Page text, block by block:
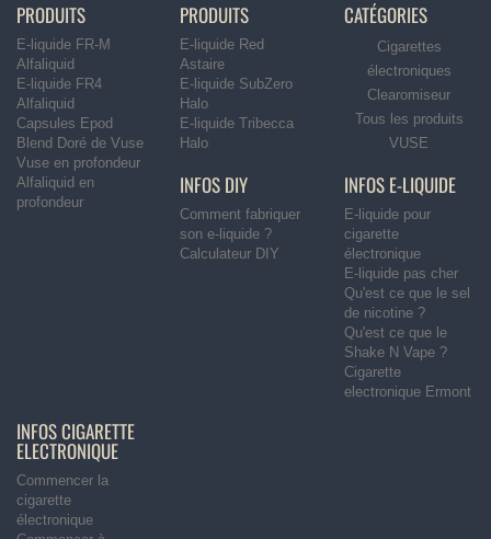
PRODUITS
E-liquide FR-M
Alfaliquid
E-liquide FR4
Alfaliquid
Capsules Epod
Blend Doré de Vuse
Vuse en profondeur
Alfaliquid en
profondeur
PRODUITS
E-liquide Red
Astaire
E-liquide SubZero
Halo
E-liquide Tribecca
Halo
CATÉGORIES
Cigarettes
électroniques
Clearomiseur
Tous les produits
VUSE
INFOS DIY
Comment fabriquer
son e-liquide ?
Calculateur DIY
INFOS E-LIQUIDE
E-liquide pour
cigarette
électronique
E-liquide pas cher
Qu'est ce que le sel
de nicotine ?
Qu'est ce que le
Shake N Vape ?
Cigarette
electronique Ermont
INFOS CIGARETTE
ELECTRONIQUE
Commencer la
cigarette
électronique